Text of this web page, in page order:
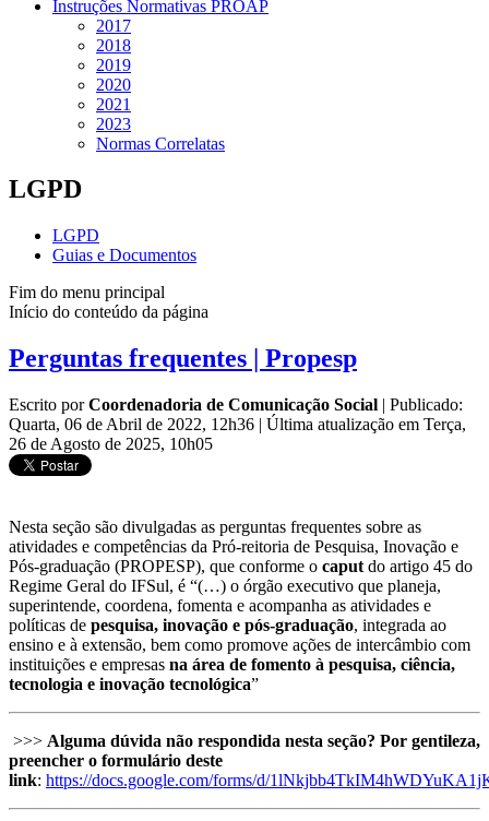
Instruções Normativas PROAP
2017
2018
2019
2020
2021
2023
Normas Correlatas
LGPD
LGPD
Guias e Documentos
Fim do menu principal
Início do conteúdo da página
Perguntas frequentes | Propesp
Escrito porCoordenadoria de Comunicação Social | Publicado:
Quarta, 06 de Abril de 2022, 12h36 | Última atualização em Terça,
26 de Agosto de 2025, 10h05
Nesta seção são divulgadas as perguntas frequentes sobre as
atividades e competências da Pró-reitoria de Pesquisa, Inovação e
Pós-graduação (PROPESP), que conforme o caput do artigo 45 do
Regime Geral do IFSul, é “(…) o órgão executivo que planeja,
superintende, coordena, fomenta e acompanha as atividades e
políticas de pesquisa, inovação e pós-graduação, integrada ao
ensino e à extensão, bem como promove ações de intercâmbio com
instituições e empresas na área de fomento à pesquisa, ciência,
tecnologia e inovação tecnológica”
>>> Alguma dúvida não respondida nesta seção? Por gentileza,
preencher o formulário deste
link: https://docs.google.com/forms/d/